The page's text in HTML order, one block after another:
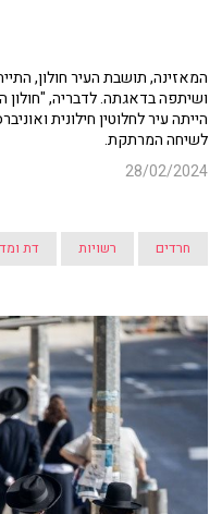
המאזינה, תושבת העיר חולון,
ושיתפה בדאגתה. לדבריה, "חולון
הייתה עיר לחלוטין חילונית
לשיחה המרתקת.
28/02/2024
חרדים רשויות דת